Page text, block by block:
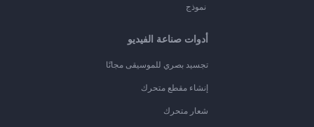
نموذج
أدوات صناعة الفيديو
تجسيد بصري للموسيقى مجانًا
إنشاء مقطع متحرك
شعار متحرك